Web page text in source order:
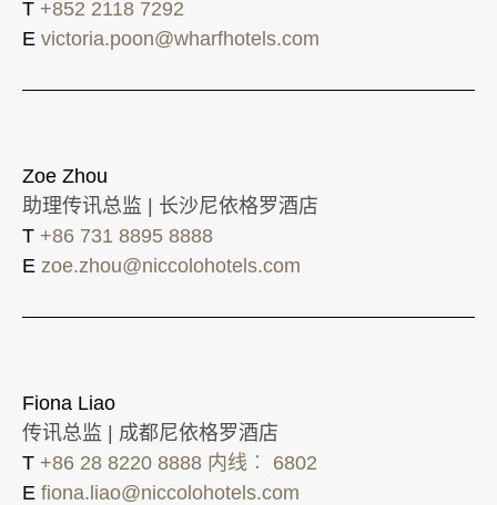
T +852 2118 7292
E victoria.poon@wharfhotels.com
Zoe Zhou
助理传讯总监 | 长沙尼依格罗酒店
T +86 731 8895 8888
E zoe.zhou@niccolohotels.com
Fiona Liao
传讯总监 | 成都尼依格罗酒店
T +86 28 8220 8888 内线︰ 6802
E fiona.liao@niccolohotels.com